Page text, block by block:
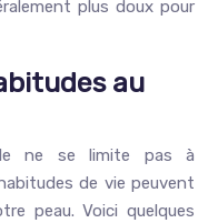
plus doux pour
au
ne se limite pas à
de vie peuvent
peau. Voici quelques